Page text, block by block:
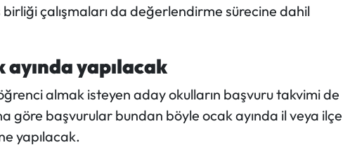
çalışmaları da değerlendirme sürecine dahil
yapılacak
almak isteyen aday okulların başvuru takvimi de
göre başvurular bundan böyle ocak ayında il veya ilçe
yapılacak.